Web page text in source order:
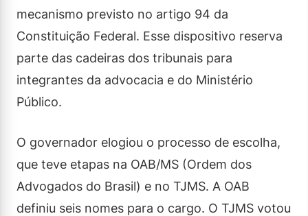
mecanismo previsto no artigo 94 da
Constituição Federal. Esse dispositivo reserva
parte das cadeiras dos tribunais para
integrantes da advocacia e do Ministério
Público.
O governador elogiou o processo de escolha,
que teve etapas na OAB/MS (Ordem dos
Advogados do Brasil) e no TJMS. A OAB
definiu seis nomes para o cargo. O TJMS votou